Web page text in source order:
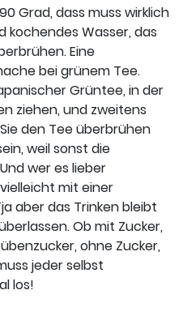
Grad, dass muss wirklich
kochendes Wasser, das
Eine
bei grünem Tee.
Grüntee, in der
ziehen, und zweitens
den Tee überbrühen
weil sonst die
wer es lieber
mit einer
aber das Trinken bleibt
Ob mit Zucker,
ohne Zucker,
jeder selbst
los!